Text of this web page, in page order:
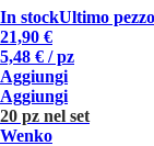
In stockUltimo pezzo
21,90 €
5,48 € / pz
Aggiungi
Aggiungi
20 pz nel set
Wenko